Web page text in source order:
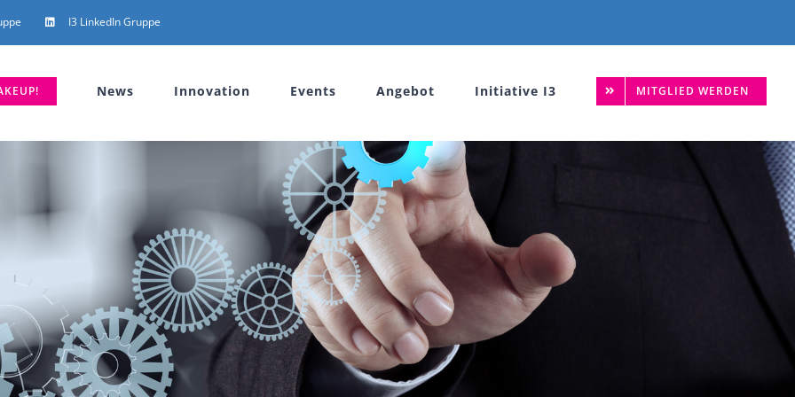
I3 LinkedIn Gruppe
News Innovation Events Angebot Initiative I3 MITGLIED WERDEN